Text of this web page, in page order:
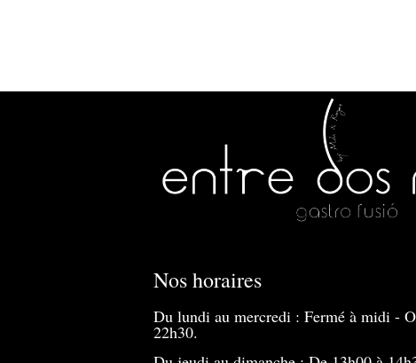
Nos horaires
Du lundi au mercredi : Fermé à midi -
22h30.